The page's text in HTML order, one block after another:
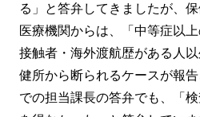
る」と答弁してきましたが、
医療機関からは、「中等症以
接触者・海外渡航歴がある人
健所から断られるケースが報
での担当課長の答弁でも、「